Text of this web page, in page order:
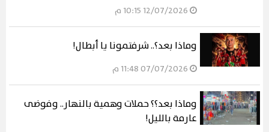
وماذا بعد؟.. شرفتمونا يا أبطال!
وماذا بعد؟؟ حملات وهمية بالنهار.. وفوضى
عارمة بالليل!